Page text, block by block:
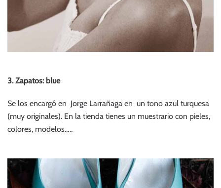
3. Zapatos: blue
Se los encargó en Jorge Larrañaga en un tono azul turquesa
(muy originales). En la tienda tienes un muestrario con pieles,
colores, modelos…..